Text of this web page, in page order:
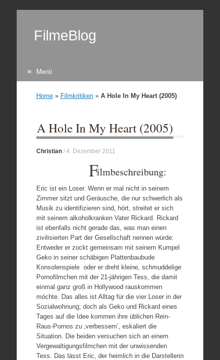
FilmeBlog
Menü
Home» Filmkritiken» A Hole In My Heart (2005)
A Hole In My Heart (2005)
Christian/ 4. Dezember 2011
Filmbeschreibung:
Eric ist ein Loser. Wenn er mal nicht in seinem
Zimmer sitzt und Geräusche, die nur schwerlich als
Musik zu identifizieren sind, hört, streitet er sich
mit seinem alkoholkranken Vater Rickard. Rickard
ist ebenfalls nicht gerade das, was man einen
zivilisierten Part der Gesellschaft nennen würde:
Entweder er zockt gemeinsam mit seinem Kumpel
Geko in seiner schäbigen Plattenbaubude
Konsolenspiele oder er dreht kleine, schmuddelige
Pornofilmchen mit der 21-jährigen Tess, die damit
einmal ganz groß in Hollywood rauskommen
möchte. Das alles ist Alltag für die vier Loser in der
Sozialwohnung; doch als Geko und Rickard eines
Tages auf die Idee kommen ihre üblichen Rein-
Raus-Pornos zu ‚verbessern’, eskaliert die
Situation. Die beiden versuchen sich an einem
Vergewaltigungsfilmchen mit der unwissenden
Tess. Das lässt Eric, der heimlich in die Darstellerin